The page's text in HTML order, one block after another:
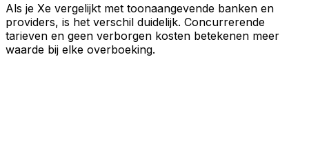
Als je Xe vergelijkt met toonaangevende banken en
providers, is het verschil duidelijk. Concurrerende
tarieven en geen verborgen kosten betekenen meer
waarde bij elke overboeking.